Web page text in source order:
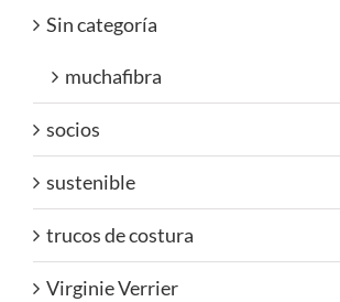
Sin categoría
muchafibra
socios
sustenible
trucos de costura
Virginie Verrier